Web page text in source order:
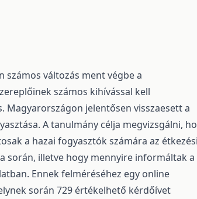
számos változás ment végbe a
számos kihívással kell
Magyarországon jelentősen visszaesett a
A tanulmány célja megvizsgálni,
a hazai fogyasztók számára az étkezési
során, illetve hogy mennyire informáltak a
Ennek felméréséhez egy online
során 729 értékelhető kérdőívet